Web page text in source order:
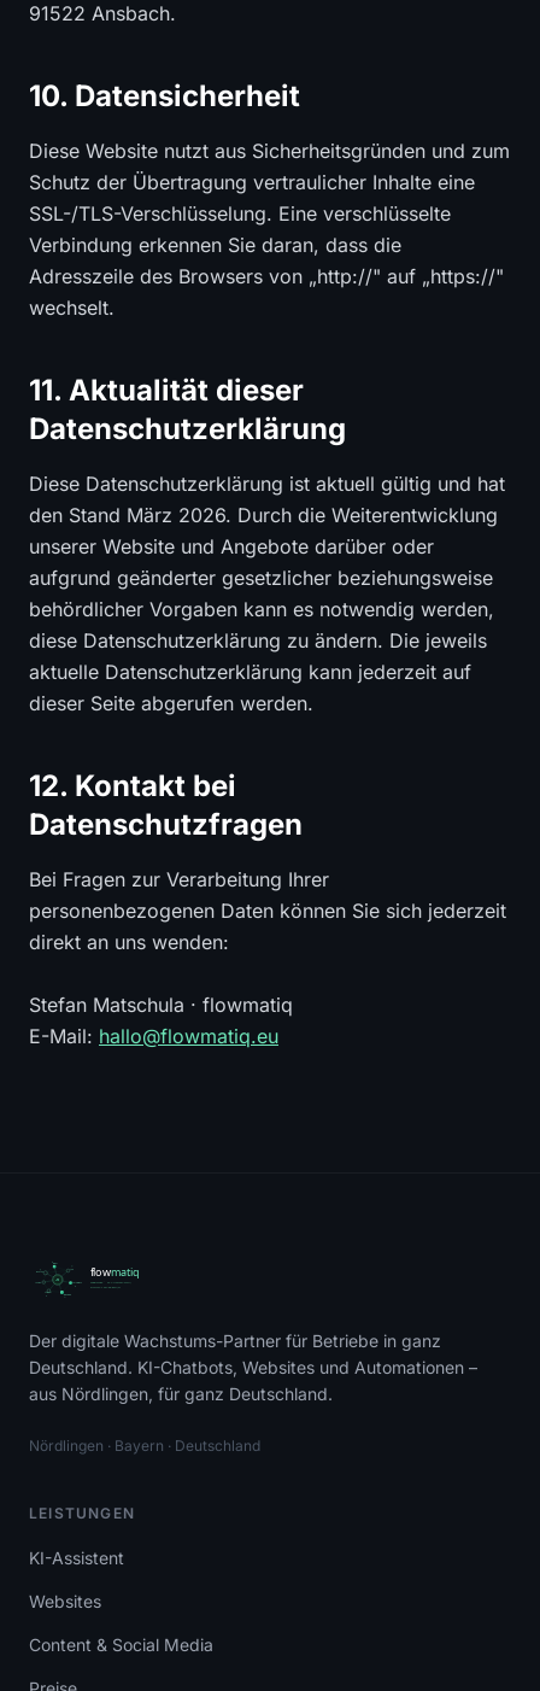
91522 Ansbach.
10. Datensicherheit
Diese Website nutzt aus Sicherheitsgründen und zum
Schutz der Übertragung vertraulicher Inhalte eine
SSL-/TLS-Verschlüsselung. Eine verschlüsselte
Verbindung erkennen Sie daran, dass die
Adresszeile des Browsers von „http://" auf „https://"
wechselt.
11. Aktualität dieser
Datenschutzerklärung
Diese Datenschutzerklärung ist aktuell gültig und hat
den Stand März 2026. Durch die Weiterentwicklung
unserer Website und Angebote darüber oder
aufgrund geänderter gesetzlicher beziehungsweise
behördlicher Vorgaben kann es notwendig werden,
diese Datenschutzerklärung zu ändern. Die jeweils
aktuelle Datenschutzerklärung kann jederzeit auf
dieser Seite abgerufen werden.
12. Kontakt bei
Datenschutzfragen
Bei Fragen zur Verarbeitung Ihrer
personenbezogenen Daten können Sie sich jederzeit
direkt an uns wenden:
Stefan Matschula · flowmatiq
E-Mail: hallo@flowmatiq.eu
Der digitale Wachstums-Partner für Betriebe in ganz
Deutschland. KI-Chatbots, Websites und Automationen –
aus Nördlingen, für ganz Deutschland.
Nördlingen · Bayern · Deutschland
LEISTUNGEN
KI-Assistent
Websites
Content & Social Media
Matiq
KI-Assistent · Online
von Flowmatiq.